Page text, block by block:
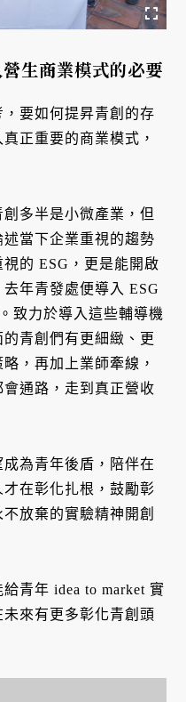
生商業模式的必要
要如何提昇青創的存
正重要的商業模式，
多半是小微產業，但
當下企業重視的趨勢
的 ESG，更是能開啟
年青發處便導入 ESG
致力於導入這些輔導機
青創們有更細緻、更
，再加上業師牽線，
通路，走到真正營收
為青年後盾，陪伴在
在彰化扎根，鼓勵彰
放棄的實驗精神開創
青年 idea to market 實
來有更多彰化青創頭